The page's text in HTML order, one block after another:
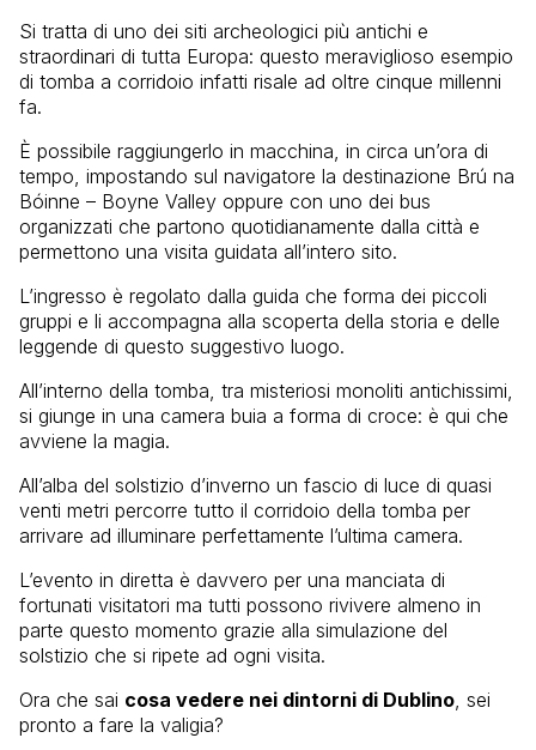
Si tratta di uno dei siti archeologici più antichi e
straordinari di tutta Europa: questo meraviglioso esempio
di tomba a corridoio infatti risale ad oltre cinque millenni
fa.
È possibile raggiungerlo in macchina, in circa un’ora di
tempo, impostando sul navigatore la destinazione Brú na
Bóinne – Boyne Valley oppure con uno dei bus
organizzati che partono quotidianamente dalla città e
permettono una visita guidata all’intero sito.
L’ingresso è regolato dalla guida che forma dei piccoli
gruppi e li accompagna alla scoperta della storia e delle
leggende di questo suggestivo luogo.
All’interno della tomba, tra misteriosi monoliti antichissimi,
si giunge in una camera buia a forma di croce: è qui che
avviene la magia.
All’alba del solstizio d’inverno un fascio di luce di quasi
venti metri percorre tutto il corridoio della tomba per
arrivare ad illuminare perfettamente l’ultima camera.
L’evento in diretta è davvero per una manciata di
fortunati visitatori ma tutti possono rivivere almeno in
parte questo momento grazie alla simulazione del
solstizio che si ripete ad ogni visita.
Ora che sai cosa vedere nei dintorni di Dublino , sei
pronto a fare la valigia?